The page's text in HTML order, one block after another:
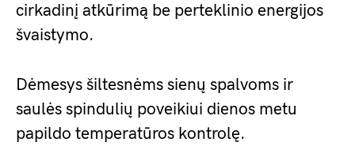
cirkadinį atkūrimą be perteklinio energijos
švaistymo.
Dėmesys šiltesnėms sienų spalvoms ir
saulės spindulių poveikiui dienos metu
papildo temperatūros kontrolę.